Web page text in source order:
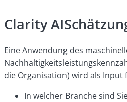
Clarity
Eine Anwendung des
die Organisation) wird als
In welcher Branche sind